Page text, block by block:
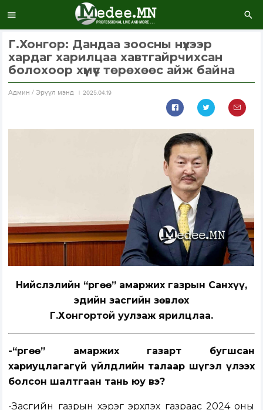
Г.Хонгор: Дандаа зоосны нүхээр
хардаг харилцаа хавтгайрчихсан
болохоор хүмүүс төрөхөөс айж байна
Aдмин / Эрүүл мэнд 2025.04.19
Нийслэлийн “Өргөө” амаржих газрын Санхүү,
эдийн засгийн зөвлөх
Г.Хонгортой уулзаж ярилцлаа.
-“Өргөө” амаржих газарт бугшсан
хариуцлагагүй үйлдлийн талаар шүгэл үлээх
болсон шалтгаан тань юу вэ?
-Засгийн газрын хэрэг эрхлэх газраас 2024 оны